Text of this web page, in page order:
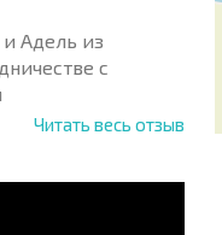
Адель из
с
Читать весь отзыв